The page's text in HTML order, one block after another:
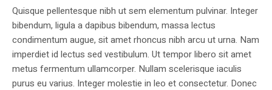
Quisque pellentesque nibh ut sem elementum pulvinar. Integer
bibendum, ligula a dapibus bibendum, massa lectus
condimentum augue, sit amet rhoncus nibh arcu ut urna. Nam
imperdiet id lectus sed vestibulum. Ut tempor libero sit amet
metus fermentum ullamcorper. Nullam scelerisque iaculis
purus eu varius. Integer molestie in leo et consectetur. Donec